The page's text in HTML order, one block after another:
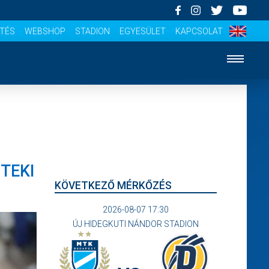
WEBSHOP STADION EGYESÜLET KAPCSOLAT
KÖVETKEZŐ MÉRKŐZÉS
2026-08-07 17:30
ÚJ HIDEGKUTI NÁNDOR STADION